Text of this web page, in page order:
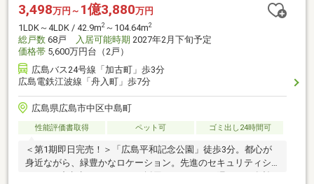
3,498万円～ 1億3,880万円
1LDK～4LDK / 42.9m2 ～104.64m2
総戸数 68戸 入居可能時期 2027年2月下旬予定
価格帯 5,600万円台（2戸）
広島バス24号線「加古町」歩3分
広島電鉄江波線「舟入町」歩7分
広島県広島市中区中島町
性能評価書取得 ペット可 ゴミ出し24時間可
＜第1期即日完売！＞「広島平和記念公園」徒歩3分。都心が
身近ながら、緑豊かなロケーション。先進のセキュリティシ
ステム、顔認証セキュリティ採用。スペースを隅々まで有効